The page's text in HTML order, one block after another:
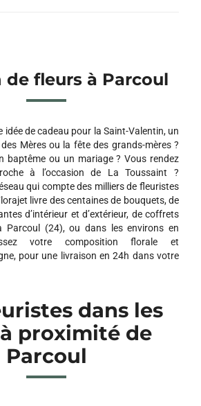
de fleurs à Parcoul
idée de cadeau pour la Saint-Valentin, un
Mères ou la fête des grands-mères ?
baptême ou un mariage ? Vous rendez
à l’occasion de La Toussaint ?
qui compte des milliers de fleuristes
livre des centaines de bouquets, de
d’intérieur et d’extérieur, de coffrets
Parcoul (24), ou dans les environs en
votre composition florale et
pour une livraison en 24h dans votre
dans les
proximité de
Parcoul